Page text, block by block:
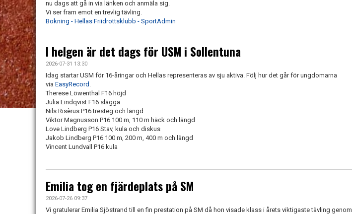
nu dags att gå in via länken och anmäla sig.
Vi ser fram emot en trevlig tävling.
Bokning - Hellas Friidrottsklubb - SportAdmin
I helgen är det dags för USM i Sollentuna
2026-07-31 13:30
Idag startar USM för 16-åringar och Hellas representeras av sju aktiva. Följ hur det går för ungdomarna
via EasyRecord .
Therese Löwenthal F16 höjd
Julia Lindqvist F16 slägga
Nils Risèrus P16 tresteg och längd
Viktor Magnusson P16 100 m, 110 m häck och längd
Love Lindberg P16 Stav, kula och diskus
Jakob Lindberg P16 100 m, 200 m, 400 m och längd
Vincent Lundvall P16 kula
Emilia tog en fjärdeplats på SM
2026-07-26 09:37
Vi gratulerar Emilia Sjöstrand till en fin prestation på SM då hon visade klass i årets viktigaste tävling genom